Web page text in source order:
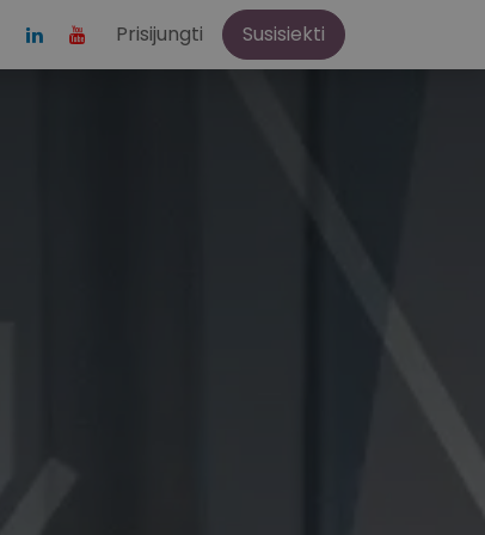
Apie mus Prisijungti Susisiekti